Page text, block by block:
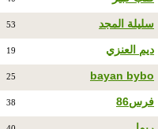
سليلة المجد 53
ديم العنزي 19
bayan bybo
25
فرس86 38